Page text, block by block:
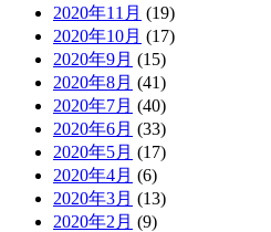
2020年11月 (19)
2020年10月 (17)
2020年9月 (15)
2020年8月 (41)
2020年7月 (40)
2020年6月 (33)
2020年5月 (17)
2020年4月 (6)
2020年3月 (13)
2020年2月 (9)